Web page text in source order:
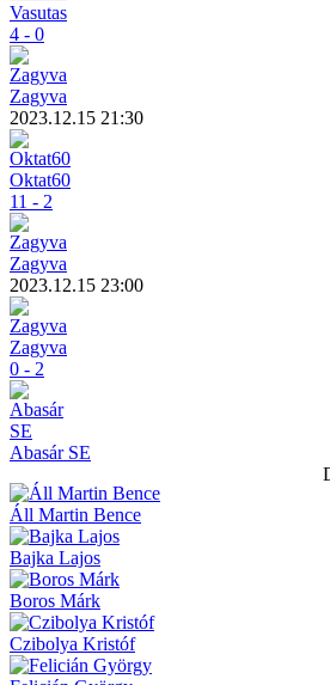
Vasutas
4 - 0
Zagyva
2023.12.15 21:30
Oktat60
11 - 2
Zagyva
2023.12.15 23:00
Zagyva
0 - 2
Abasár SE
Áll Martin Bence
Bajka Lajos
Boros Márk
Czibolya Kristóf